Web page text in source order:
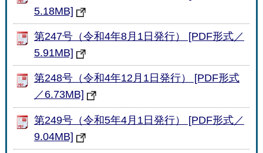
5.18MB]
第247号（令和4年8月1日発行） [PDF形式／
5.91MB]
第248号（令和4年12月1日発行） [PDF形式
／6.73MB]
第249号（令和5年4月1日発行） [PDF形式／
9.04MB]